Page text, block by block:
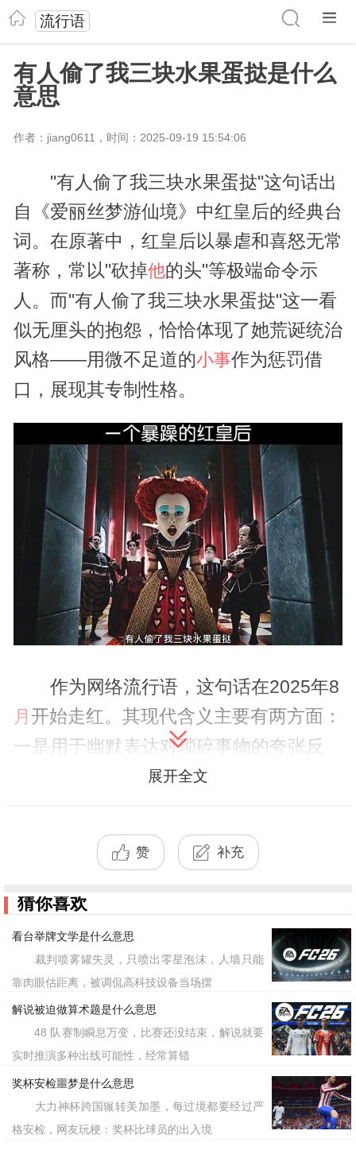
流行语
有人偷了我三块水果蛋挞是什么
意思
作者：jiang0611，时间：2025-09-19 15:54:06
"有人偷了我三块水果蛋挞"这句话出
自《爱丽丝梦游仙境》中红皇后的经典台
词。在原著中，红皇后以暴虐和喜怒无常
著称，常以"砍掉他的头"等极端命令示
人。而"有人偷了我三块水果蛋挞"这一看
似无厘头的抱怨，恰恰体现了她荒诞统治
风格——用微不足道的小事作为惩罚借
口，展现其专制性格。
作为网络流行语，这句话在2025年8
月 开始走红。其现代含义主要有两方面：
一是用于幽默表达对琐碎事物的夸张反
应，比如当发现零食被偷吃时戏谑使用;
些"小题大做"的管理方式。在短视频平
于搞笑剧情中作为反转台词，或
作为游戏直播时的互动梗。
从文学台词到网络用语的演变过程
中，其核心魅力在于：将经典文学中暴君
的可笑特质，转化为现代人对琐碎烦恼的
调侃。这种反差感使其迅速在年轻群体中
传播，成为继"老六""红温"等梗后的新晋
网络黑话。
标签：有人偷了我三块水果蛋挞
展开全文
赞 补充
猜你喜欢
看台举牌文学是什么意思
裁判喷雾罐失灵，只喷出零星泡沫，人墙只能
靠肉眼估距离，被调侃高科技设备当场摆
解说被迫做算术题是什么意思
48 队赛制瞬息万变，比赛还没结束，解说就要
实时推演多种出线可能性，经常算错
奖杯安检噩梦是什么意思
大力神杯跨国辗转美加墨，每过境都要经过严
格安检，网友玩梗：奖杯比球员的出入境